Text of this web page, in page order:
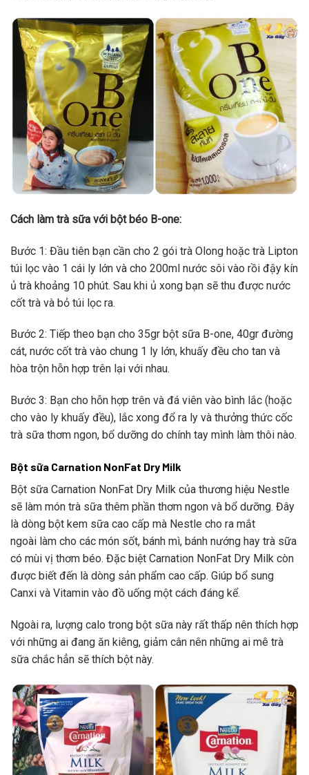
Cách làm trà sữa với bột béo B-one:
Bước 1: Đầu tiên bạn cần cho 2 gói trà Olong hoặc trà Lipton
túi lọc vào 1 cái ly lớn và cho 200ml nước sôi vào rồi đậy kín
ủ trà khoảng 10 phút. Sau khi ủ xong bạn sẽ thu được nước
cốt trà và bỏ túi lọc ra.
Bước 2: Tiếp theo bạn cho 35gr bột sữa B-one, 40gr đường
cát, nước cốt trà vào chung 1 ly lớn, khuấy đều cho tan và
hòa trộn hỗn hợp trên lại với nhau.
Bước 3: Bạn cho hỗn hợp trên và đá viên vào bình lắc (hoặc
cho vào ly khuấy đều), lắc xong đổ ra ly và thưởng thức cốc
trà sữa thơm ngon, bổ dưỡng do chính tay mình làm thôi nào.
Bột sữa Carnation NonFat Dry Milk
Bột sữa Carnation NonFat Dry Milk của thương hiệu Nestle
sẽ làm món trà sữa thêm phần thơm ngon và bổ dưỡng. Đây
là dòng bột kem sữa cao cấp mà Nestle cho ra mắt
ngoài làm cho các món sốt, bánh mì, bánh nướng hay trà sữa
có mùi vị thơm béo. Đặc biệt Carnation NonFat Dry Milk còn
được biết đến là dòng sản phẩm cao cấp. Giúp bổ sung
Canxi và Vitamin vào đồ uống một cách đáng kể.
Ngoài ra, lượng calo trong bột sữa này rất thấp nên thích hợp
với những ai đang ăn kiêng, giảm cân nên những ai mê trà
sữa chắc hẳn sẽ thích bột này.